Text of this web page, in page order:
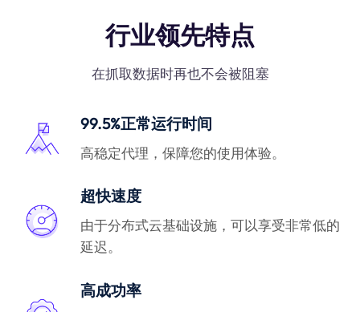
行业领先特点
在抓取数据时再也不会被阻塞
99.5%正常运行时间
高稳定代理，保障您的使用体验。
超快速度
由于分布式云基础设施，可以享受非常低的
延迟。
高成功率